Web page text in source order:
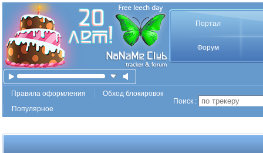
Портал
Форум
Правила оформления
Обход блокировок
Популярное
Поиск :